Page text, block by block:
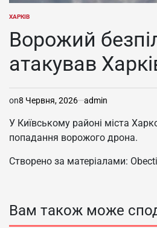
ОПУБЛІКУВАТИ
ХАРКІВ
Ворожий
атакував
on8 Червня, 2026 admin
У Київському районі міста
попадання ворожого дрона.
Створено за матеріалами:
Вам також може